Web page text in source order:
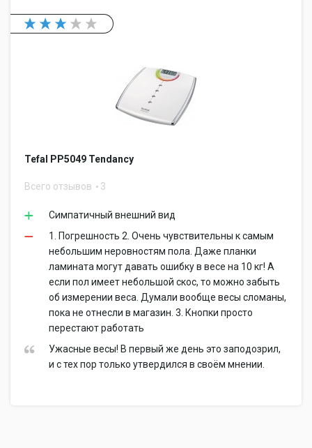
Tefal PP5049 Tendancy
Всего отзывов 3
Симпатичный внешний вид
1. Погрешность 2. Очень чувствительны к самым
небольшим неровностям пола. Даже планки
ламината могут давать ошибку в весе на 10 кг! А
если пол имеет небольшой скос, то можно забыть
об измерении веса. Думали вообще весы сломаны,
пока не отнесли в магазин. 3. Кнопки просто
перестают работать
Ужасные весы! В первый же день это заподозрил,
и с тех пор только утвердился в своём мнении.